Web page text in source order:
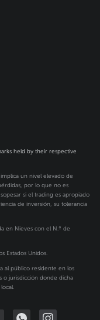
held by their respective
un nivel elevado de
por lo que no es
si el trading es apropiado
de inversión, su tolerancia
en Nieves con el N.º de
Estados Unidos.
al público residente en los
o jurisdicción donde dicha